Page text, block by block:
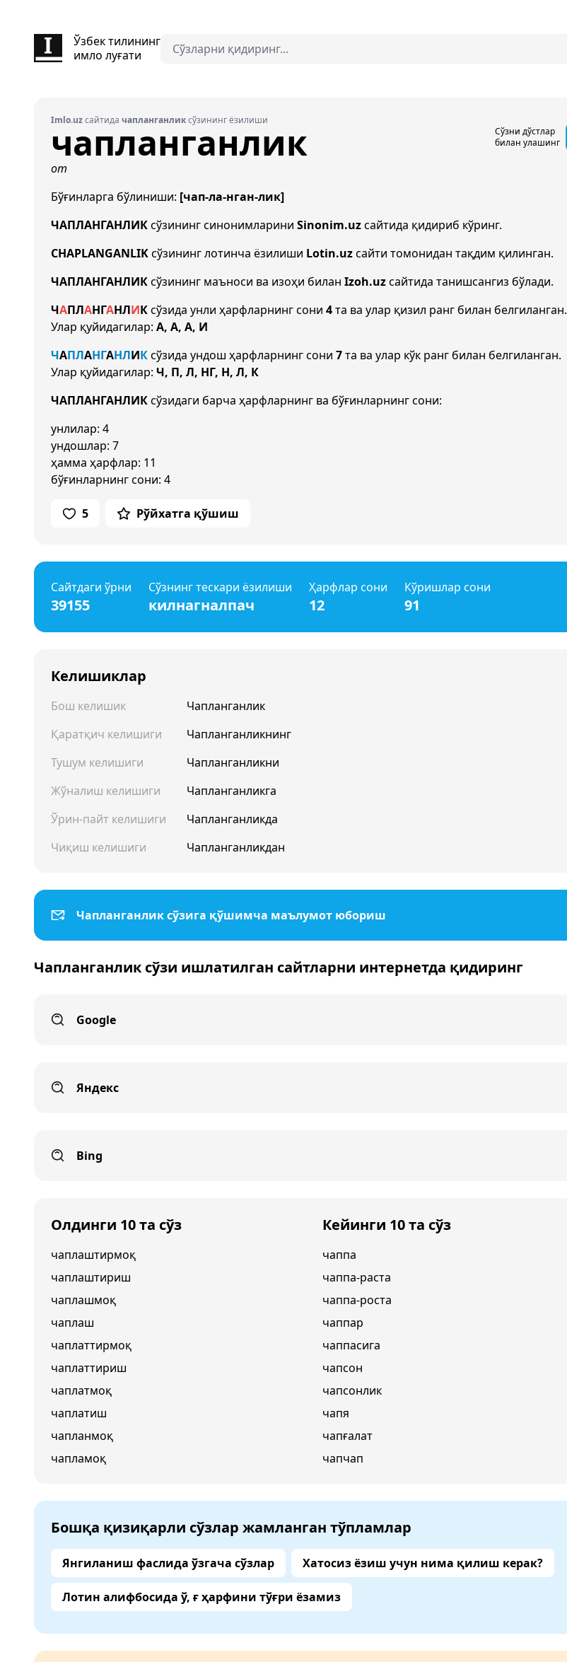
Ўзбек тилининг
имло луғати
Imlo.uzсайтида чапланганликсўзининг ёзилиши
чапланганлик
Сўзни дўстлар
билан улашинг
от
Бўғинларга бўлиниши: [чап-ла-нган-лик]
ЧАПЛАНГАНЛИКсўзининг синонимларини Sinonim.uzсайтида қидириб кўринг.
CHAPLANGANLIKсўзининг лотинча ёзилиши Lotin.uzсайти томонидан тақдим қилинган.
ЧАПЛАНГАНЛИКсўзининг маъноси ва изоҳи билан Izoh.uzсайтида танишсангиз бўлади.
ЧАПЛАНГАНЛИКсўзида унли ҳарфларнинг сони 4та ва улар қизил ранг билан белгиланган.
Улар қуйидагилар: А, А, А, И
ЧАПЛАНГАНЛИКсўзида ундош ҳарфларнинг сони 7та ва улар кўк ранг билан белгиланган.
Улар қуйидагилар: Ч, П, Л, НГ, Н, Л, К
ЧАПЛАНГАНЛИКсўзидаги барча ҳарфларнинг ва бўғинларнинг сони:
унлилар: 4
ундошлар: 7
ҳамма ҳарфлар: 11
бўғинларнинг сони: 4
5 Рўйхатга қўшиш
Сайтдаги ўрни
39155
Сўзнинг тескари ёзилиши
килнагналпач
Ҳарфлар сони
12
Кўришлар сони
91
Келишиклар
Бош келишик
Чапланганлик
Қаратқич келишиги
Чапланганликнинг
Тушум келишиги
Чапланганликни
Жўналиш келишиги
Чапланганликга
Ўрин-пайт келишиги
Чапланганликда
Чиқиш келишиги
Чапланганликдан
Чапланганлик сўзига қўшимча маълумот юбориш
Чапланганлик сўзи ишлатилган сайтларни интернетда қидиринг
Google
Яндекс
Bing
Олдинги 10 та сўз
чаплаштирмоқ
чаплаштириш
чаплашмоқ
чаплаш
чаплаттирмоқ
чаплаттириш
чаплатмоқ
чаплатиш
чапланмоқ
чапламоқ
Кейинги 10 та сўз
чаппа
чаппа-раста
чаппа-роста
чаппар
чаппасига
чапсон
чапсонлик
чапя
чапғалат
чапчап
Бошқа қизиқарли сўзлар жамланган тўпламлар
Янгиланиш фаслида ўзгача сўзлар Хатосиз ёзиш учун нима қилиш керак?
Лотин алифбосида ў, ғ ҳарфини тўғри ёзамиз